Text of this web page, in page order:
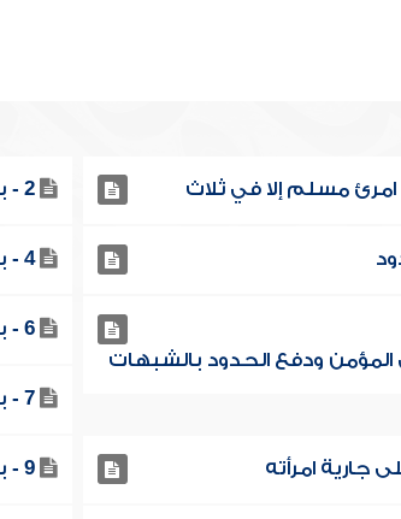
2 - باب المرتد عن دينه
4 - باب من لا يجب عليه الحد
6 - باب الشفاعة في الحدود
7 - باب حد الزنا
9 - باب الرجم